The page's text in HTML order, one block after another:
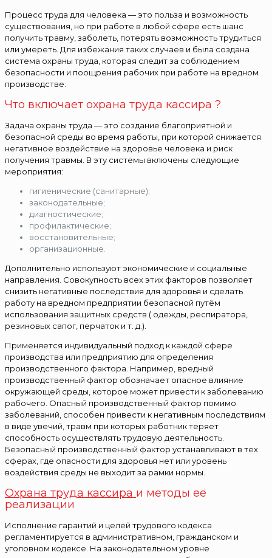
Процесс труда для человека — это польза и возможность
существования, но при работе в любой сфере есть шанс
получить травму, заболеть, потерять возможность трудиться
или умереть. Для избежания таких случаев и была создана
система охраны труда, которая следит за соблюдением
безопасности и поощрения рабочих при работе на вредном
производстве.
Что включает охрана труда кассира ?
Задача охраны труда — это создание благоприятной и
безопасной среды во время работы, при которой снижается
негативное воздействие на здоровье человека и риск
получения травмы. В эту системы включены следующие
мероприятия:
гигиенические (санитарные);
законодательные;
диагностические;
профилактические;
восстановительные;
организационные.
Дополнительно используют экономические и социальные
направления. Совокупность всех этих факторов позволяет
снизить негативные последствия для здоровья и сделать
работу на вредном предприятии безопасной путём
использования защитных средств ( одежды, респиратора,
резиновых сапог, перчаток и т. д.).
Применяется индивидуальный подход к каждой сфере
производства или предприятию для определения
производственного фактора. Например, вредный
производственный фактор обозначает опасное влияние
окружающей среды, которое может привести к заболеванию
рабочего. Опасный производственный фактор помимо
заболеваний, способен привести к негативным последствиям
в виде увечий, травм при которых работник теряет
способность осуществлять трудовую деятельность.
Безопасный производственный фактор устанавливают в тех
сферах, где опасности для здоровья нет или уровень
воздействия среды не выходит за рамки нормы.
Охрана труда кассира и методы её
реализации
Исполнение гарантий и целей трудового кодекса
регламентируется в административном, гражданском и
уголовном кодексе. На законодательном уровне